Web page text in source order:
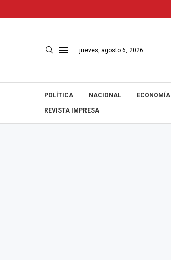
jueves, agosto 6, 2026
POLÍTICA NACIONAL ECONOMÍA
REVISTA IMPRESA